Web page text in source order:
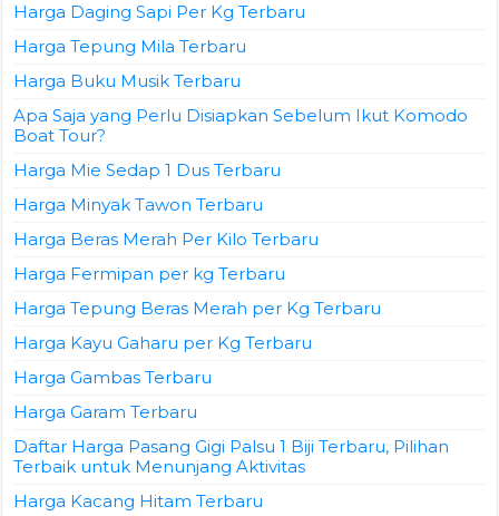
Harga Daging Sapi Per Kg Terbaru
Harga Tepung Mila Terbaru
Harga Buku Musik Terbaru
Apa Saja yang Perlu Disiapkan Sebelum Ikut Komodo
Boat Tour?
Harga Mie Sedap 1 Dus Terbaru
Harga Minyak Tawon Terbaru
Harga Beras Merah Per Kilo Terbaru
Harga Fermipan per kg Terbaru
Harga Tepung Beras Merah per Kg Terbaru
Harga Kayu Gaharu per Kg Terbaru
Harga Gambas Terbaru
Harga Garam Terbaru
Daftar Harga Pasang Gigi Palsu 1 Biji Terbaru, Pilihan
Terbaik untuk Menunjang Aktivitas
Harga Kacang Hitam Terbaru